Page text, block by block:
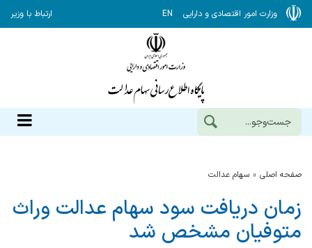
وزارت امور اقتصادی و دارایی EN ارتباط با وزیر
صفحه اصلی سهام عدالت
زمان دریافت سود سهام عدالت وراث
متوفیان مشخص شد